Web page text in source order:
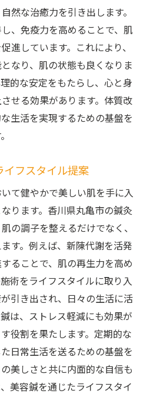
然な治癒力を引き出します。
、免疫力を高めることで、肌
進しています。これにより、
なり、肌の状態も良くなりま
的な安定をもたらし、心と身
せる効果があります。体質改
生活を実現するための基盤を
フスタイル提案
て健やかで美しい肌を手に入
ります。香川県丸亀市の鍼灸
の調子を整えるだけでなく、
す。例えば、新陳代謝を活発
ることで、肌の再生力を高め
術をライフスタイルに取り入
引き出され、日々の生活に活
は、ストレス軽減にも効果が
役割を果たします。定期的な
日常生活を送るための基盤を
美しさと共に内面的な自信も
美容鍼を通じたライフスタイ